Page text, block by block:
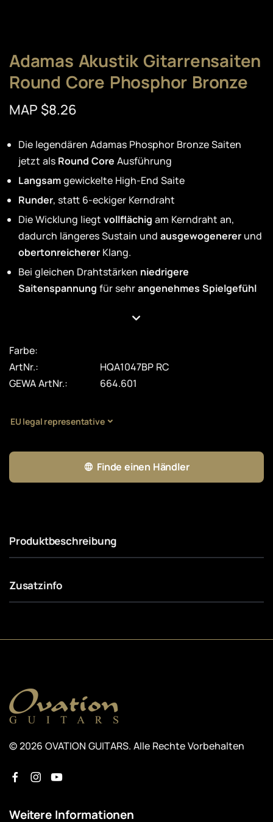
Adamas Akustik Gitarrensaiten
Round Core Phosphor Bronze
MAP $8.26
Die legendären Adamas Phosphor Bronze Saiten
jetzt als Round Core Ausführung
Langsamgewickelte High-End Saite
Runder, statt 6-eckiger Kerndraht
Die Wicklung liegt vollflächig am Kerndraht an,
dadurch längeres Sustain und ausgewogenerer und
obertonreicherer Klang.
Bei gleichen Drahtstärken niedrigere
Saitenspannung für sehrangenehmes Spielgefühl
Farbe:
ArtNr.:
HQA1047BP RC
GEWA ArtNr.:
664.601
EU legal representative
Finde einen Händler
Produktbeschreibung
Zusatzinfo
© 2026 OVATION GUITARS. Alle Rechte Vorbehalten
Weitere Informationen